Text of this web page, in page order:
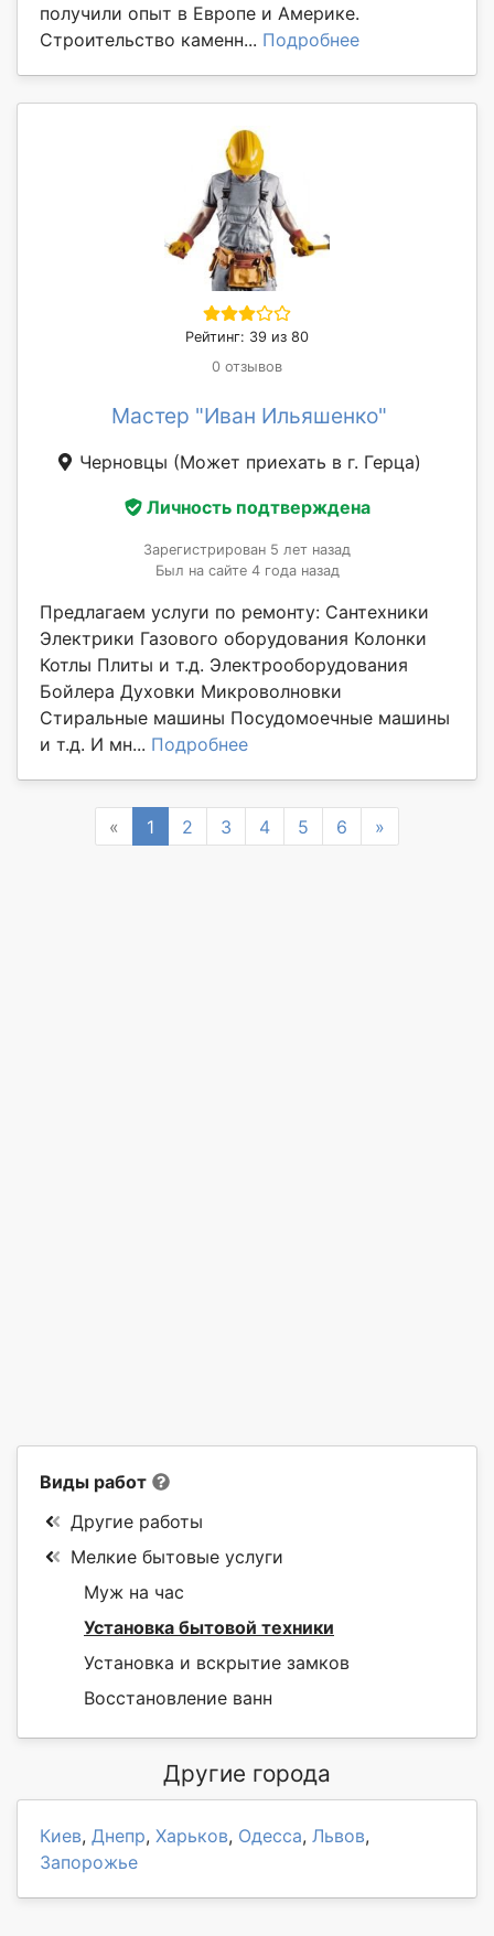
получили опыт в Европе и Америке.
Строительство каменн... Подробнее
Рейтинг: 39 из 80
0 отзывов
Мастер "Иван Ильяшенко"
Черновцы (Может приехать в г. Герца)
Личность подтверждена
Зарегистрирован 5 лет назад
Был на сайте 4 года назад
Предлагаем услуги по ремонту: Сантехники
Электрики Газового оборудования Колонки
Котлы Плиты и т.д. Электрооборудования
Бойлера Духовки Микроволновки
Стиральные машины Посудомоечные машины
и т.д. И мн... Подробнее
« Previous
1 2 3 4 5 6 »
Виды работ
Другие работы
Мелкие бытовые услуги
Муж на час
Установка бытовой техники
Установка и вскрытие замков
Восстановление ванн
Другие города
Киев, Днепр, Харьков, Одесса, Львов,
Запорожье